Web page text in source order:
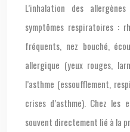
L’inhalation des
symptômes respiratoires :
fréquents, nez bouché,
allergique (yeux rouges,
l’asthme (essoufflement,
crises d’asthme). Chez les
souvent directement lié à la